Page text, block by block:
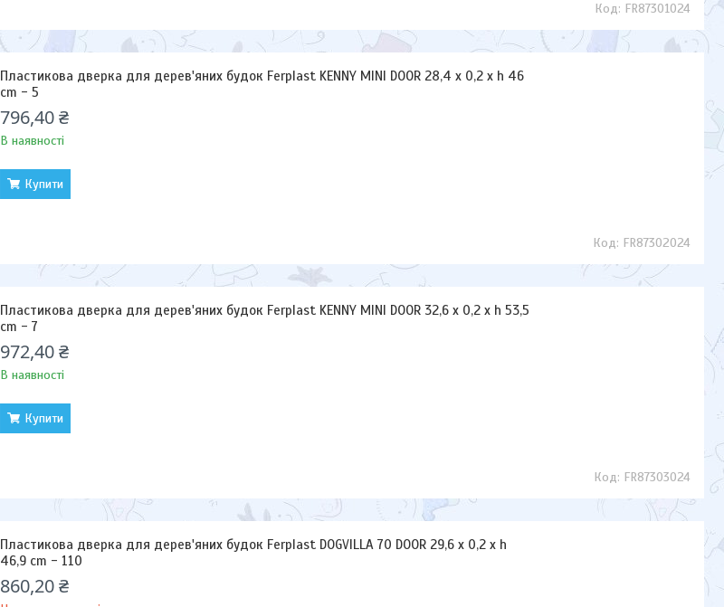
FR87301024
Пластикова дверка для дерев'яних будок Ferplast KENNY MINI DOOR 28,4 x 0,2 x h 46
cm - 5
796,40 ₴
В наявності
Купити
FR87302024
Пластикова дверка для дерев'яних будок Ferplast KENNY MINI DOOR 32,6 x 0,2 x h 53,5
cm - 7
972,40 ₴
В наявності
Купити
FR87303024
Пластикова дверка для дерев'яних будок Ferplast DOGVILLA 70 DOOR 29,6 x 0,2 x h
46,9 cm - 110
860,20 ₴